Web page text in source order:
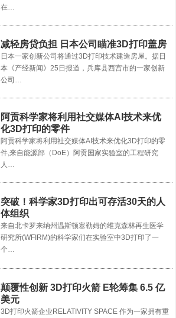
在…
减轻房贷负担 日本公司瞄准3D打印盖房
日本一家创新公司将通过3D打印技术建造房屋。据日
本《产经新闻》25日报道，兵库县西宫市的一家创新
公司…
阿贡科学家将利用社交媒体AI技术来优
化3D打印的零件
阿贡科学家将利用社交媒体AI技术来优化3D打印的零
件,来自能源部（DoE）阿贡国家实验室的工程研究
人…
突破！科学家3D打印出可存活30天的人
体组织
来自北卡罗来纳州温斯顿塞勒姆的维克森林再生医学
研究所(WFIRM)的科学家们在实验室中3D打印了一
个…
颠覆性创新 3D打印火箭 E轮筹集 6.5 亿
美元
3D打印火箭企业RELATIVITY SPACE 作为一家拥有重